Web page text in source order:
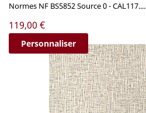
Normes NF BS5852 Source 0 - CAL117....
Prix
119,00 €
Personnaliser